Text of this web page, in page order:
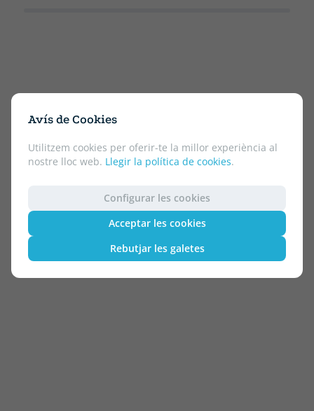
Avís de Cookies
Utilitzem cookies per oferir-te la millor experiència al
nostre lloc web. Llegir la política de cookies.
Configurar les cookies
Acceptar les cookies
Rebutjar les galetes